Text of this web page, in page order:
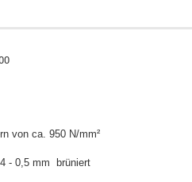
von ca. 950 N/mm²
- 0,5 mm brüniert